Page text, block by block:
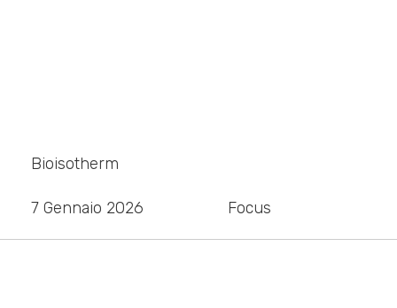
Bioisotherm
7 Gennaio 2026 Focus